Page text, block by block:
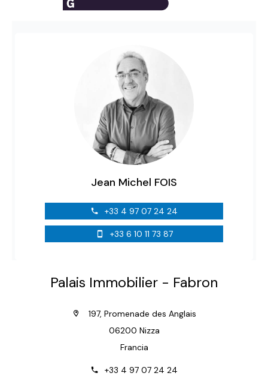
Jean Michel FOIS
+33 4 97 07 24 24
+33 6 10 11 73 87
Palais Immobilier - Fabron
197, Promenade des Anglais
06200 Nizza
Francia
+33 4 97 07 24 24